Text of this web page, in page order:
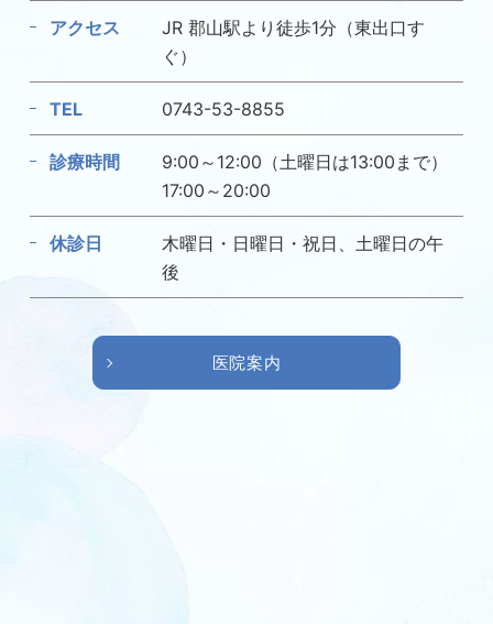
アクセス
JR 郡山駅より徒歩1分（東出口す
ぐ）
TEL 0743-53-8855
診療時間
9:00～12:00（土曜日は13:00まで）
17:00～20:00
休診日
木曜日・日曜日・祝日、土曜日の午
後
医院案内